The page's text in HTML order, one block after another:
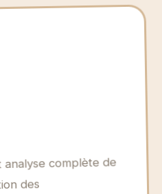
complète de
des